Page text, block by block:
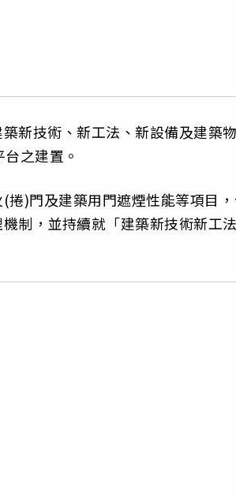
新技術、新工法、新設備及建築
之建置。
捲)門及建築用門遮煙性能等項目
制，並持續就「建築新技術新工